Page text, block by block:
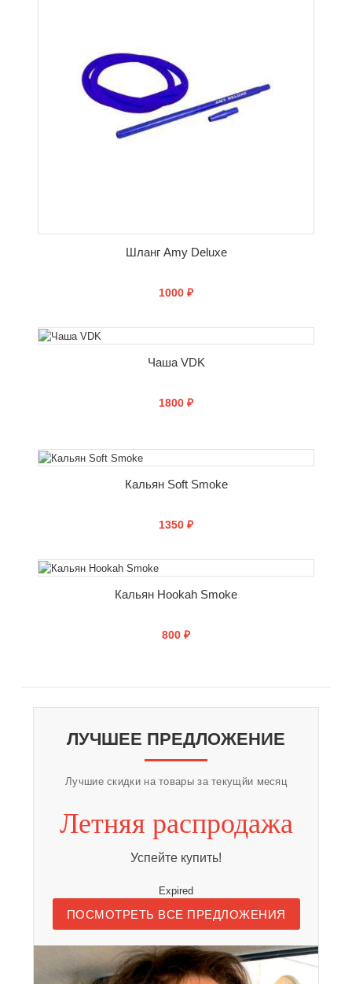
Шланг Amy Deluxe
1000 ₽
Чаша VDK
1800 ₽
СООБЩИТЬ О ПОСТУПЛЕНИИ
Кальян Soft Smoke
1350 ₽
СООБЩИТЬ О ПОСТУПЛЕНИИ
Кальян Hookah Smoke
800 ₽
ЛУЧШЕЕ ПРЕДЛОЖЕНИЕ
Лучшие скидки на товары за текущйи месяц
Летняя распродажа
Успейте купить!
Expired
ПОСМОТРЕТЬ ВСЕ ПРЕДЛОЖЕНИЯ